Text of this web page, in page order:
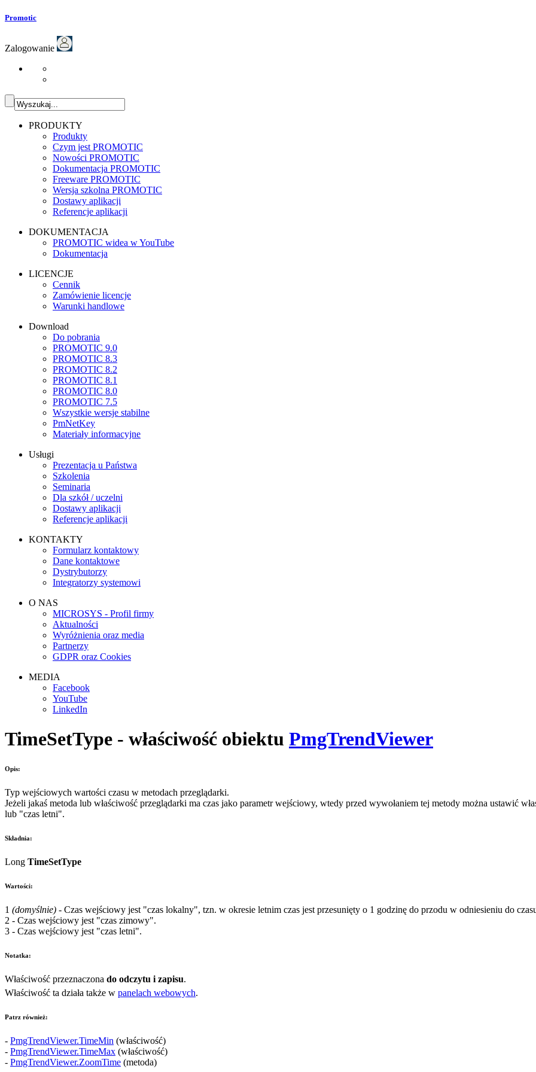
Promotic
Zalogowanie
PRODUKTY
Produkty
Czym jest PROMOTIC
Nowości PROMOTIC
Dokumentacja PROMOTIC
Freeware PROMOTIC
Wersja szkolna PROMOTIC
Dostawy aplikacji
Referencje aplikacji
DOKUMENTACJA
PROMOTIC widea w YouTube
Dokumentacja
LICENCJE
Cennik
Zamówienie licencje
Warunki handlowe
Download
Do pobrania
PROMOTIC 9.0
PROMOTIC 8.3
PROMOTIC 8.2
PROMOTIC 8.1
PROMOTIC 8.0
PROMOTIC 7.5
Wszystkie wersje stabilne
PmNetKey
Materiały informacyjne
Usługi
Prezentacja u Państwa
Szkolenia
Seminaria
Dla szkół / uczelni
Dostawy aplikacji
Referencje aplikacji
KONTAKTY
Formularz kontaktowy
Dane kontaktowe
Dystrybutorzy
Integratorzy systemowi
O NAS
MICROSYS - Profil firmy
Aktualności
Wyróżnienia oraz media
Partnerzy
GDPR oraz Cookies
MEDIA
Facebook
YouTube
LinkedIn
TimeSetType - właściwość obiektu PmgTrendViewer
Opis:
Typ wejściowych wartości czasu w metodach przeglądarki.
Jeżeli jakaś metoda lub właściwość przeglądarki ma czas jako parametr wejściowy, wtedy przed wywołaniem tej metody można ustawić
lub "czas letni".
Składnia:
Long TimeSetType
Wartości:
1 (domyślnie) - Czas wejściowy jest "czas lokalny", tzn. w okresie letnim czas jest przesunięty o 1 godzinę do przodu w odniesieniu do
2 - Czas wejściowy jest "czas zimowy".
3 - Czas wejściowy jest "czas letni".
Notatka:
Właściwość przeznaczona do odczytu i zapisu.
Właściwość ta działa także w panelach webowych.
Patrz również:
- PmgTrendViewer.TimeMin (właściwość)
- PmgTrendViewer.TimeMax (właściwość)
- PmgTrendViewer.ZoomTime (metoda)